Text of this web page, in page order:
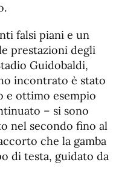
falsi piani e un
prestazioni degli
Guidobaldi,
incontrato è stato
e ottimo esempio
– si sono
nel secondo fino al
che la gamba
di testa, guidato da